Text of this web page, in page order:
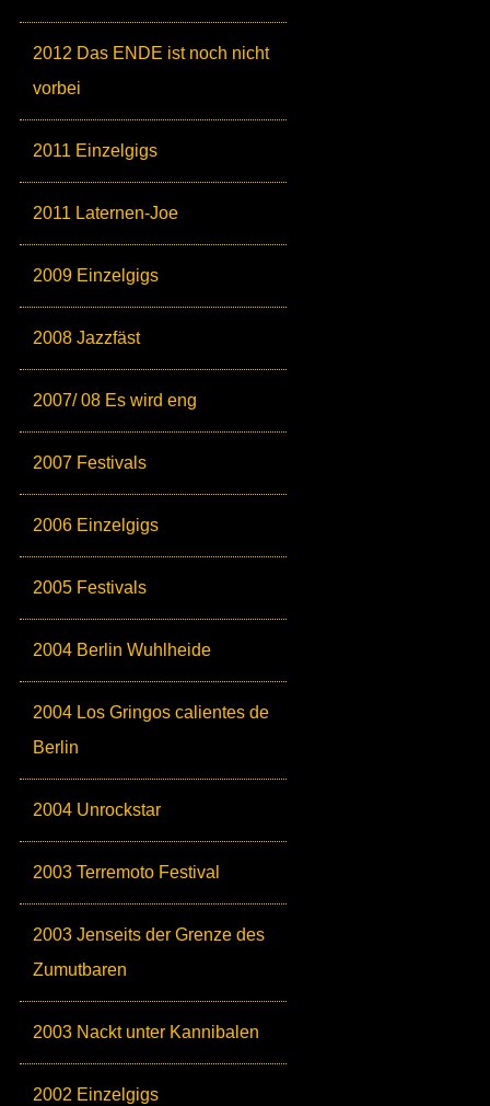
2012 Das ENDE ist noch nicht
vorbei
2011 Einzelgigs
2011 Laternen-Joe
2009 Einzelgigs
2008 Jazzfäst
2007/ 08 Es wird eng
2007 Festivals
2006 Einzelgigs
2005 Festivals
2004 Berlin Wuhlheide
2004 Los Gringos calientes de
Berlin
2004 Unrockstar
2003 Terremoto Festival
2003 Jenseits der Grenze des
Zumutbaren
2003 Nackt unter Kannibalen
2002 Einzelgigs